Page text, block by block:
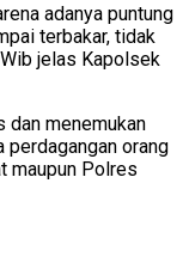
adanya puntung
terbakar, tidak
jelas Kapolsek
dan menemukan
perdagangan orang
maupun Polres